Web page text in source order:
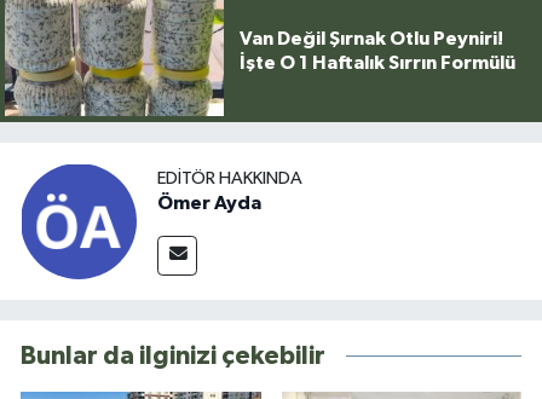
Van Değil Şırnak Otlu Peyniri!
İşte O 1 Haftalık Sırrın Formülü
EDITÖR HAKKINDA
Ömer Ayda
Bunlar da ilginizi çekebilir